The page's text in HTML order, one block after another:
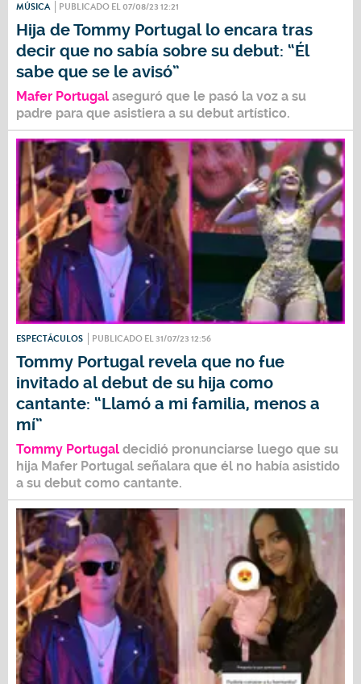
MÚSICA PUBLICADO EL 07/08/23 12:21
Hija de Tommy Portugal lo encara tras
decir que no sabía sobre su debut: “Él
sabe que se le avisó”
Mafer Portugal aseguró que le pasó la voz a su
padre para que asistiera a su debut artístico.
ESPECTÁCULOS PUBLICADO EL 31/07/23 12:56
Tommy Portugal revela que no fue
invitado al debut de su hija como
cantante: “Llamó a mi familia, menos a
mí”
Tommy Portugal decidió pronunciarse luego que su
hija Mafer Portugal señalara que él no había asistido
a su debut como cantante.